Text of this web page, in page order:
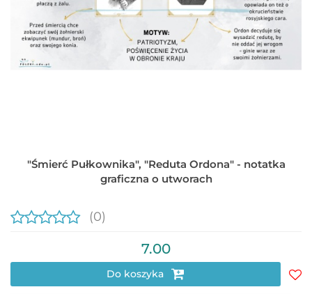
"Śmierć Pułkownika", "Reduta Ordona" - notatka
graficzna o utworach
(0)
7.00
Do koszyka